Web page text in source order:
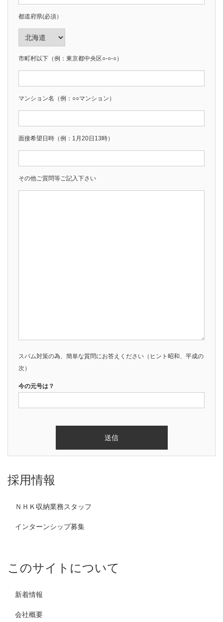
都道府県(必須）
市町村以下（例：東京都中央区○-○-○）
マンション名（例：○○マンション）
面接希望日時（例：1月20日13時）
その他ご質問等ご記入下さい
スパム対策の為、簡単な質問にお答えください（ヒント昭和、平成の
次）
今の元号は？
採用情報
ＮＨＫ収納業務スタッフ
インターンシップ募集
このサイトについて
新着情報
会社概要